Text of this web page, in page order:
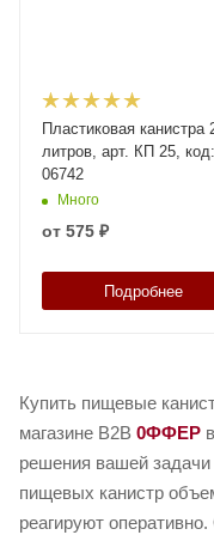
Пластиковая канистра
литров, арт. КП 25, код:
06742
Много
от 575 ₽
Подробнее
Купить пищевые
магазине B2B 0ФФЕР
решения вашей
пищевых канистр
реагируют